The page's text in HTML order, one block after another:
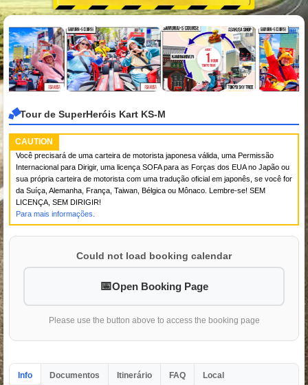
Tour de SuperHeróis Kart KS-M
CAUTION
Você precisará de uma carteira de motorista japonesa válida, uma Permissão
Internacional para Dirigir, uma licença SOFA para as Forças dos EUA no Japão ou
sua própria carteira de motorista com uma tradução oficial em japonês, se você for
da Suíça, Alemanha, França, Taiwan, Bélgica ou Mônaco. Lembre-se! SEM
LICENÇA, SEM DIRIGIR!
Para mais informações.
Could not load booking calendar
Open Booking Page
Please use the button above to access the booking page
Info Documentos Itinerário FAQ Local